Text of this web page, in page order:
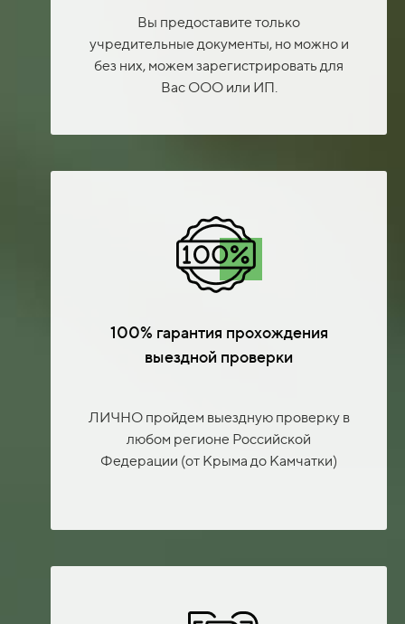
Вы предоставите только
учредительные документы, но можно и
без них, можем зарегистрировать для
Вас ООО или ИП.
100% гарантия прохождения
выездной проверки
ЛИЧНО пройдем выездную проверку в
любом регионе Российской
Федерации (от Крыма до Камчатки)